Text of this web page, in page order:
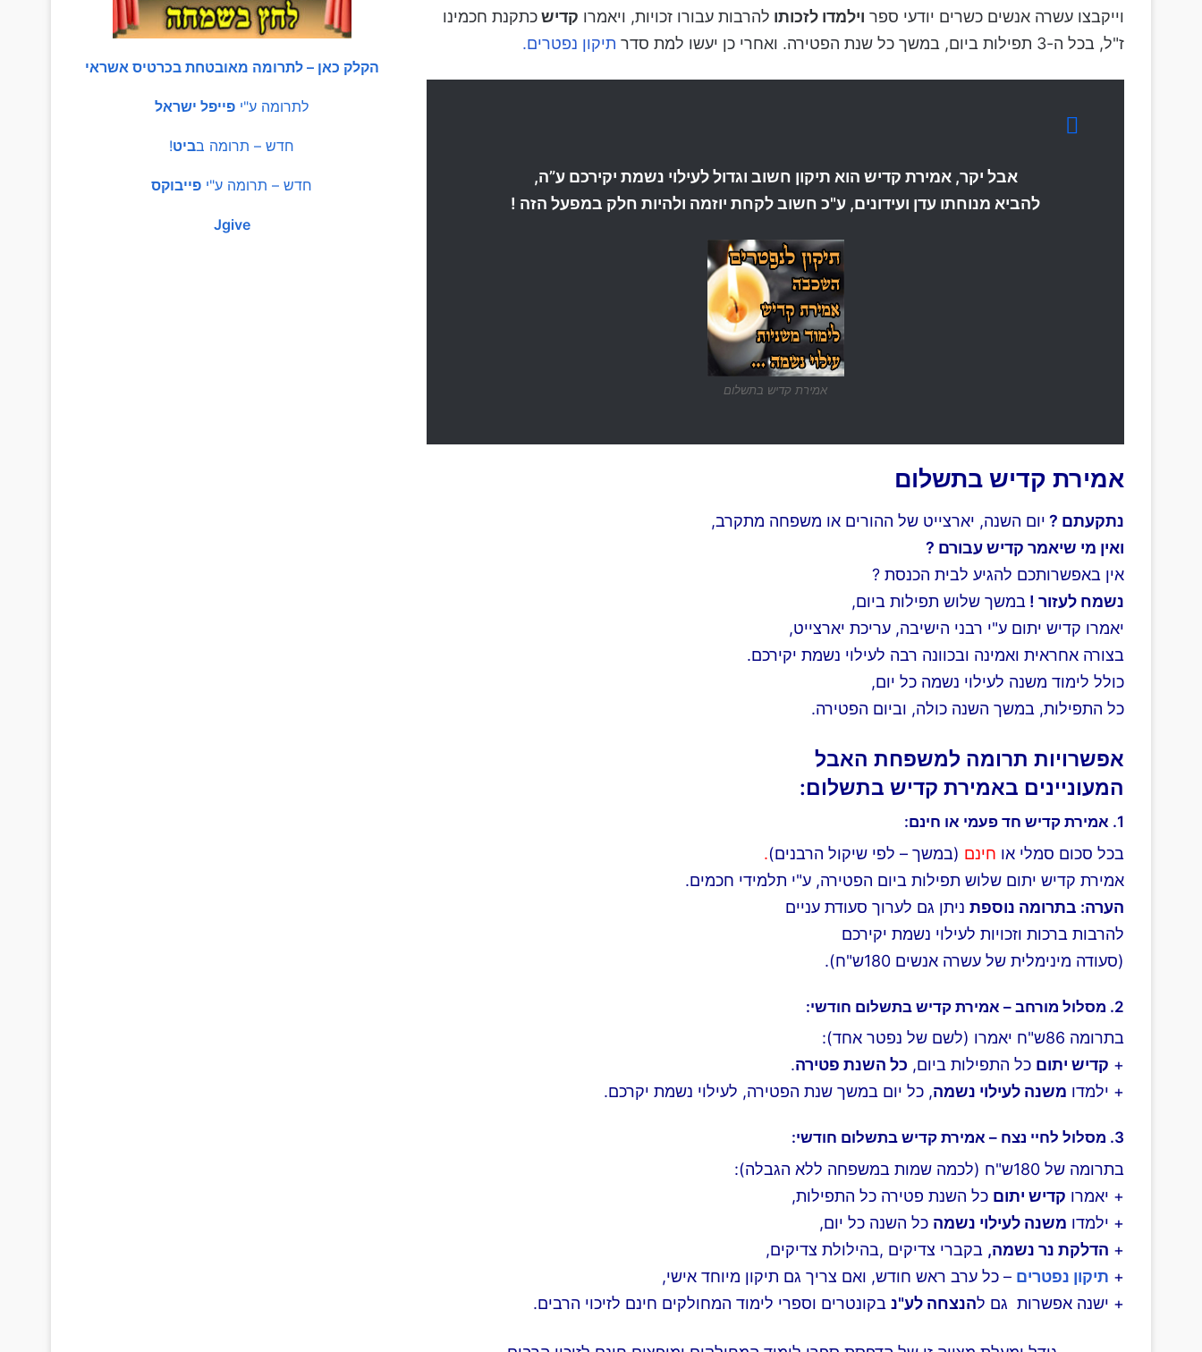
וייקבצו עשרה אנשים כשרים יודעי ספר וילמדו לזכותו להרבות עבורו זכויות, ויאמרו קדישכתקנת חכמינו
ז"ל, בכל ה-3 תפילות ביום, במשך כל שנת הפטירה. ואחרי כן יעשו למת סדר
תיקון נפטרים.
אבל יקר, אמירת קדיש הוא תיקון חשוב וגדול לעילוי נשמת יקירכם ע”ה,
להביא מנוחתו עדן ועידונים, ע"כ חשוב לקחת יוזמה ולהיות חלק במפעל הזה !
אמירת קדיש בתשלום
אמירת קדיש בתשלום
נתקעתם ? יום השנה, יארצייט של ההורים או משפחה מתקרב,
ואין מי שיאמר קדיש עבורם ?
אין באפשרותכם להגיע לבית הכנסת ?
נשמח לעזור ! במשך שלוש תפילות ביום,
יאמרו קדיש יתום ע"י רבני הישיבה, עריכת יארצייט,
בצורה אחראית ואמינה ובכוונה רבה לעילוי נשמת יקירכם.
כולל לימוד משנה לעילוי נשמה כל יום,
כל התפילות, במשך השנה כולה, וביום הפטירה.
אפשרויות תרומה למשפחת האבל
המעוניינים באמירת קדיש בתשלום:
1. אמירת קדיש חד פעמי או חינם:
בכל סכום סמלי או חינם (במשך – לפי שיקול הרבנים).
אמירת קדיש יתום שלוש תפילות ביום הפטירה, ע"י תלמידי חכמים.
הערה: בתרומה נוספת ניתן גם לערוך סעודת עניים
להרבות ברכות וזכויות לעילוי נשמת יקירכם
(סעודה מינימלית של עשרה אנשים 180ש"ח).
2. מסלול מורחב – אמירת קדיש בתשלום חודשי:
בתרומה 86ש"ח יאמרו (לשם של נפטר אחד):
+ קדיש יתום כל התפילות ביום, כל השנת פטירה.
+ ילמדו משנה לעילוי נשמה, כל יום במשך שנת הפטירה, לעילוי נשמת יקרכם.
3. מסלול לחיי נצח – אמירת קדיש בתשלום חודשי:
בתרומה של 180ש"ח (לכמה שמות במשפחה ללא הגבלה):
+ יאמרו קדיש יתום כל השנת פטירה כל התפילות,
+ ילמדו משנה לעילוי נשמה כל השנה כל יום,
+ הדלקת נר נשמה, בקברי צדיקים ,בהילולת צדיקים,
+ תיקון נפטרים – כל ערב ראש חודש, ואם צריך גם תיקון מיוחד אישי,
+ ישנה אפשרות גם להנצחה לע"נ בקונטרים וספרי לימוד המחולקים חינם לזיכוי הרבים.
הקלק כאן – לתרומה מאובטחת בכרטיס אשראי
לתרומה ע"י פייפל ישראל
חדש – תרומה בביט!
חדש – תרומה ע"י פייבוקס
Jgive